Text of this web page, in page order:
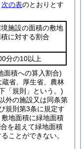
次の表のとおりとす
施設の面積の敷地
に対する割合
分の10以上
面積への算入割合)
省、厚生省、農林
「規則」という。)
外の施設又は同条第
規則第3条に規定す
地面積に緑地面積
を超えて緑地面積
ことができない。